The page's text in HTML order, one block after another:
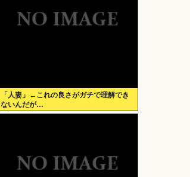
「人妻」←これの良さがガチで理解でき
ないんだが…